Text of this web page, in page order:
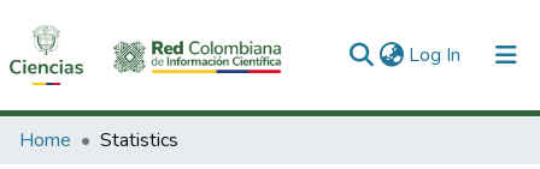
Log In (current)
Communities & Collections
Home Statistics